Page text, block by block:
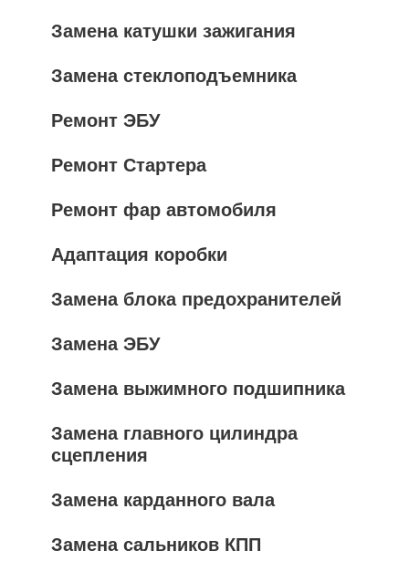
Замена катушки зажигания
Замена стеклоподъемника
Ремонт ЭБУ
Ремонт Стартера
Ремонт фар автомобиля
Адаптация коробки
Замена блока предохранителей
Замена ЭБУ
Замена выжимного подшипника
Замена главного цилиндра
сцепления
Замена карданного вала
Замена сальников КПП